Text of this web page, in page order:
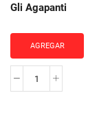
Gli Agapanti
AGREGAR
Gli